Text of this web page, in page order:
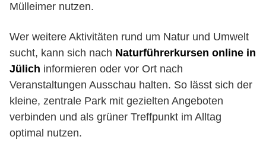
Mülleimer nutzen.
Wer weitere Aktivitäten rund um Natur und Umwelt
sucht, kann sich nach Naturführerkursen online in
Jülich informieren oder vor Ort nach
Veranstaltungen Ausschau halten. So lässt sich der
kleine, zentrale Park mit gezielten Angeboten
verbinden und als grüner Treffpunkt im Alltag
optimal nutzen.